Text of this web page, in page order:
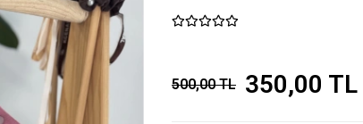
500,00 TL 350,00 TL